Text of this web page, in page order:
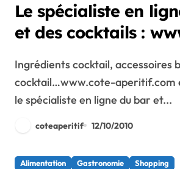
Le spécialiste en
et des cocktails :
Ingrédients cocktail, accessoires bar, verres à
cocktail…www.cote-aperitif.com
le spécialiste en ligne du bar et...
coteaperitif 12/10/2010
Alimentation Gastronomie Shopping